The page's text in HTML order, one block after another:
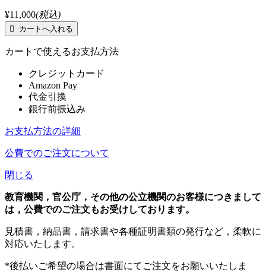
¥11,000(税込)
カートで使えるお支払方法
クレジットカード
Amazon Pay
代金引換
銀行前振込み
お支払方法の詳細
公費でのご注文について
閉じる
教育機関，官公庁，その他の公立機関のお客様につきまして
は，公費でのご注文もお受けしております。
見積書，納品書，請求書や各種証明書類の発行など，柔軟に
対応いたします。
*後払いご希望の場合は書面にてご注文をお願いいたしま